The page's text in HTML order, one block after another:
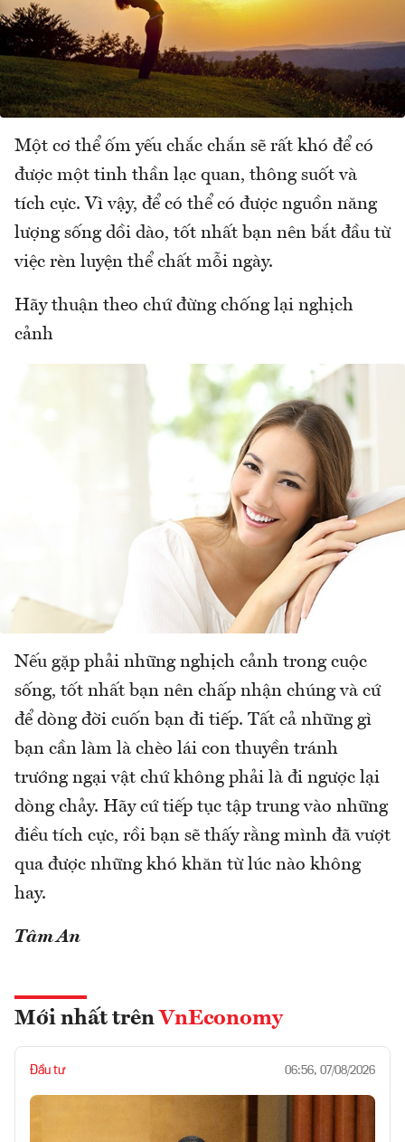
Một cơ thể ốm yếu chắc chắn sẽ rất khó để có
được một tinh thần lạc quan, thông suốt và
tích cực. Vì vậy, để có thể có được nguồn năng
lượng sống dồi dào, tốt nhất bạn nên bắt đầu từ
việc rèn luyện thể chất mỗi ngày.
Hãy thuận theo chứ đừng chống lại nghịch
cảnh
Nếu gặp phải những nghịch cảnh trong cuộc
sống, tốt nhất bạn nên chấp nhận chúng và cứ
để dòng đời cuốn bạn đi tiếp. Tất cả những gì
bạn cần làm là chèo lái con thuyền tránh
trướng ngại vật chứ không phải là đi ngược lại
dòng chảy. Hãy cứ tiếp tục tập trung vào những
điều tích cực, rồi bạn sẽ thấy rằng mình đã vượt
qua được những khó khăn từ lúc nào không
hay.
Tâm An
Mới nhất trên VnEconomy
Đầu tư 06:56, 07/08/2026